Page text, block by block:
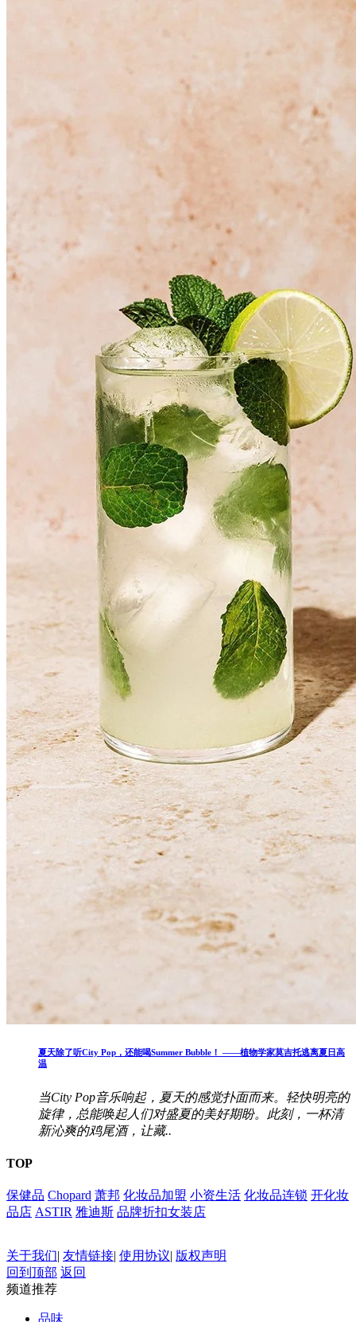
夏天除了听City Pop，还能喝Summer Bubble！ ——植物学家莫吉托逃离夏日高
温
当City Pop音乐响起，夏天的感觉扑面而来。轻快明亮的
旋律，总能唤起人们对盛夏的美好期盼。此刻，一杯清
新沁爽的鸡尾酒，让藏..
TOP
保健品 Chopard 萧邦 化妆品加盟 小资生活 化妆品连锁 开化妆
品店 ASTIR 雅迪斯 品牌折扣女装店
关于我们 友情链接 使用协议 版权声明
回到顶部 返回
频道推荐
品味